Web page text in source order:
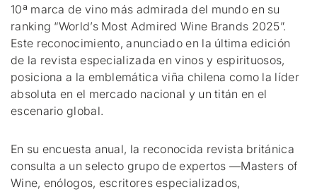
10ª marca de vino más admirada del mundo en su
ranking “World’s Most Admired Wine Brands 2025”.
Este reconocimiento, anunciado en la última edición
de la revista especializada en vinos y espirituosos,
posiciona a la emblemática viña chilena como la líder
absoluta en el mercado nacional y un titán en el
escenario global.
En su encuesta anual, la reconocida revista británica
consulta a un selecto grupo de expertos —Masters of
Wine, enólogos, escritores especializados,